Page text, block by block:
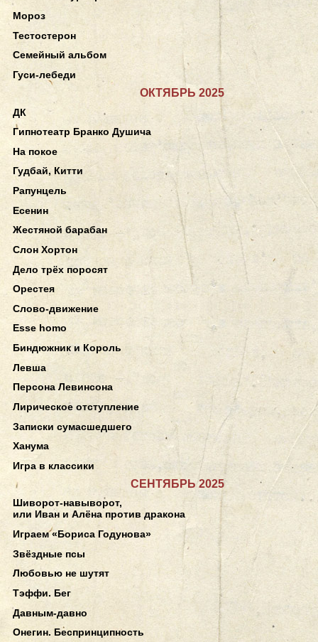
Мороз
Тестостерон
Семейный альбом
Гуси-лебеди
ОКТЯБРЬ 2025
ДК
Гипнотеатр Бранко Душича
На покое
Гудбай, Китти
Рапунцель
Есенин
Жестяной барабан
Слон Хортон
Дело трёх поросят
Орестея
Слово-движение
Esse homo
Биндюжник и Король
Левша
Персона Левинсона
Лирическое отступление
Записки сумасшедшего
Ханума
Игра в классики
СЕНТЯБРЬ 2025
Шиворот-навыворот,
или Иван и Алёна против дракона
Играем «Бориса Годунова»
Звёздные псы
Любовью не шутят
Тэффи. Бег
Давным-давно
Онегин. Беспринципность